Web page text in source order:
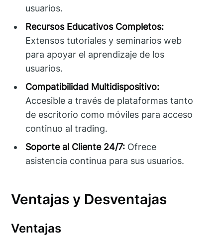
usuarios.
Recursos Educativos Completos:
Extensos tutoriales y seminarios web
para apoyar el aprendizaje de los
usuarios.
Compatibilidad Multidispositivo:
Accesible a través de plataformas tanto
de escritorio como móviles para acceso
continuo al trading.
Soporte al Cliente 24/7: Ofrece
asistencia continua para sus usuarios.
Ventajas y Desventajas
Ventajas